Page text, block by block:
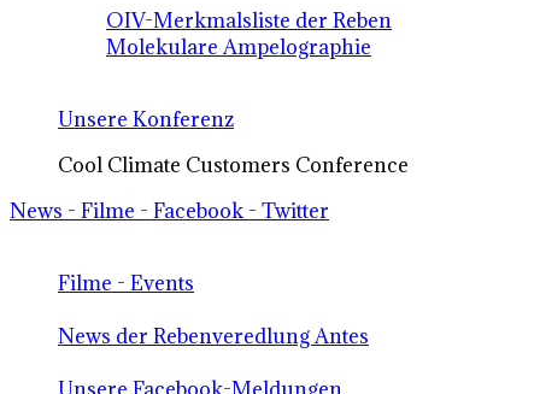
OIV-Merkmalsliste der Reben
Molekulare Ampelographie
Unsere Konferenz
Cool Climate Customers Conference
News - Filme - Facebook - Twitter
Filme - Events
News der Rebenveredlung Antes